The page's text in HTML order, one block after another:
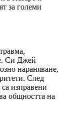
за големи
Си Джей
нараняване,
След
изправени
общността на